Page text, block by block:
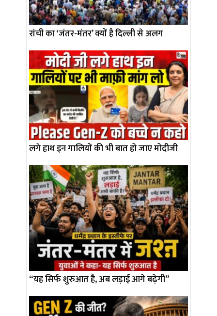
रांची का ‘जंतर-मंतर’ क्यों है दिल्ली से अलग
लगे हाथ इन गालियों की भी बात हो जाए मोदीजी
“यह सिर्फ शुरुआत है, अब लड़ाई आगे बढ़ेगी”